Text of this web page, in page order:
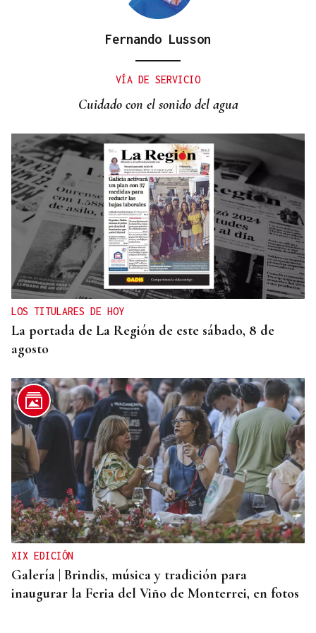
La UE lanza una campaña de ahorro energético
Fernando Lusson
VÍA DE SERVICIO
Cuidado con el sonido del agua
LOS TITULARES DE HOY
La portada de La Región de este sábado, 8 de
agosto
XIX EDICIÓN
Galería | Brindis, música y tradición para
inaugurar la Feria del Viño de Monterrei, en fotos